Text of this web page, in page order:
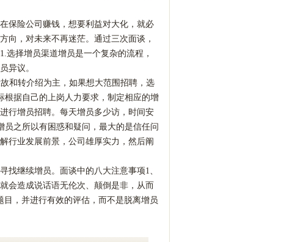
保险公司赚钱，想要利益对大化，就必
向，对未来不再迷茫。通过三次面谈，
择增员渠道增员是一个复杂的流程，
异议。
和转介绍为主，如果想大范围招聘，选
据自己的上岗人力要求，制定相应的增
行增员招聘。每天增员多少访，时间安
之所以有困惑和疑问，最大的是信任问
行业发展前景，公司雄厚实力，然后阐
找继续增员。面谈中的八大注意事项1、
会造成说话语无伦次、颠倒是非，从而
，并进行有效的评估，而不是脱离增员